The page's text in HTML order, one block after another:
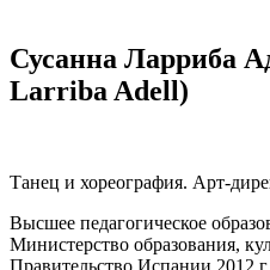
Сусанна Ларриба
Larriba Adell)
Танец и хореография. Арт-
Высшее педагогическое
Министерство образования,